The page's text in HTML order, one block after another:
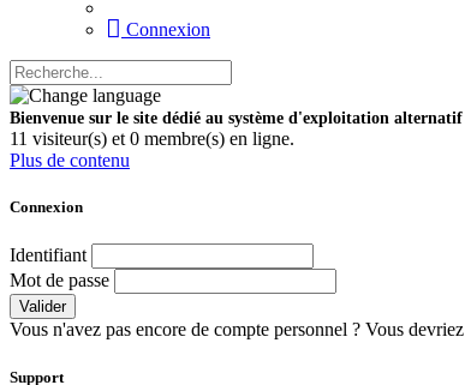
Connexion
Bienvenue sur le site dédié au système d'exploitation alternatif
11 visiteur(s) et 0 membre(s) en ligne.
Plus de contenu
Connexion
Identifiant
Mot de passe
Valider
Vous n'avez pas encore de compte personnel ? Vous devriez
Support